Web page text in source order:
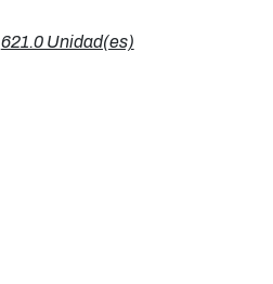
621.0 Unidad(es)